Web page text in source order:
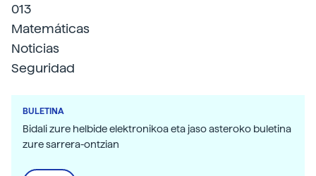
013
Matemáticas
Noticias
Seguridad
BULETINA
Bidali zure helbide elektronikoa eta jaso asteroko buletina
zure sarrera-ontzian